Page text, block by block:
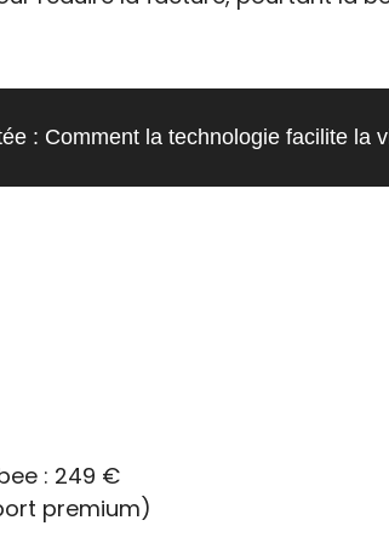
: Comment la technologie facilite la
: 249 €
premium)